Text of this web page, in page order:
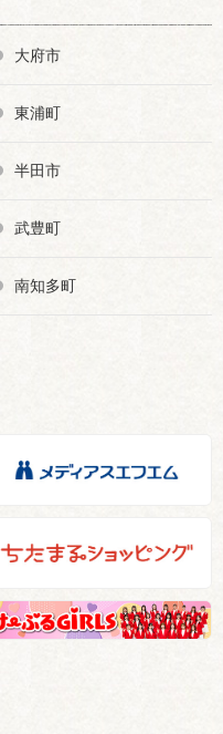
大府市
東浦町
半田市
武豊町
南知多町